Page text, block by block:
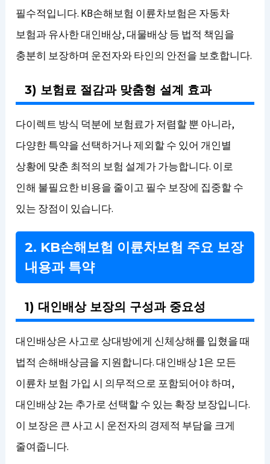
필수적입니다. KB손해보험 이륜차보험은 자동차
보험과 유사한 대인배상, 대물배상 등 법적 책임을
충분히 보장하며 운전자와 타인의 안전을 보호합니다.
3) 보험료 절감과 맞춤형 설계 효과
다이렉트 방식 덕분에 보험료가 저렴할 뿐 아니라,
다양한 특약을 선택하거나 제외할 수 있어 개인별
상황에 맞춘 최적의 보험 설계가 가능합니다. 이로
인해 불필요한 비용을 줄이고 필수 보장에 집중할 수
있는 장점이 있습니다.
2. KB손해보험 이륜차보험 주요 보장
내용과 특약
1) 대인배상 보장의 구성과 중요성
대인배상은 사고로 상대방에게 신체상해를 입혔을 때
법적 손해배상금을 지원합니다. 대인배상 1은 모든
이륜차 보험 가입 시 의무적으로 포함되어야 하며,
대인배상 2는 추가로 선택할 수 있는 확장 보장입니다.
이 보장은 큰 사고 시 운전자의 경제적 부담을 크게
줄여줍니다.